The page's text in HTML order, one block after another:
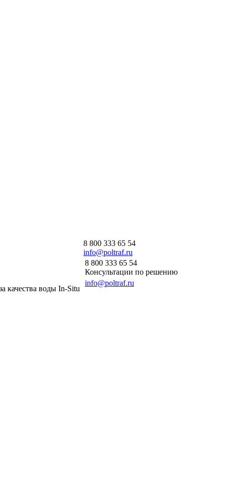
качества воды In-Situ
8 800 333 65 54
info@poltraf.ru
8 800 333 65 54
Консультации по решению
info@poltraf.ru